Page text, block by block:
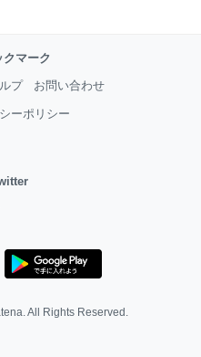
クマーク
プ お問い合わせ
ーポリシー
. All Rights Reserved.